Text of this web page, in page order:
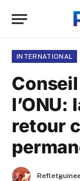
INTERNATIONAL
l’ONU:
retour